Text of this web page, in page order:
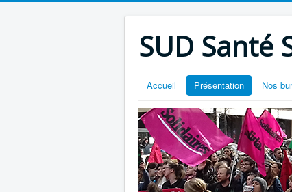
SUD Santé
Accueil Présentation Nos